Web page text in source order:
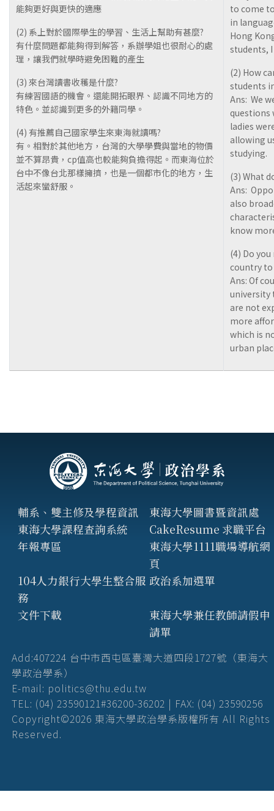
能夠更好與更快的適應
(2) 系上對於國際學生的學習、生活上幫助有甚麼?
有什麼問題都能夠得到解答，系辦學姐也很耐心的處
理，讓我們就學時避免困難的產生
(3) 來台灣讀書收穫是什麼?
有練習國語的機會。還能開拓眼界、認識不同地方的
特色。並認識到更多的外籍同學。
(4) 有推薦自己國家學生來東海就讀嗎?
有。相對於其他地方，台灣的大學學費與當地的物價
並不算昂貴，cp值高也較能夠負擔得起。而東海位於
台中不像台北那樣擁擠，也是一個都市化的地方，生
活起來蠻舒服。
to come
in
Hong
students,
(2) How
students
Ans: We
questions
ladies
allowing
studying.
(3) What
Ans:
also
know
(4) Do
country to
Ans: Of
university
are not
more
which is
urban
輔系、雙主修及學程資訊
東海大學圖書暨資訊處
東海大學課程查詢系統
CakeResume 求職平台
年報專區
東海大學1111職場導航網
頁
104人力銀行大學生整合服
務
政治系加選單
文件下載
東海大學兼任教師請假申
請單
Add:407224 台中市西屯區臺灣大道四段1727號（東海大
學政治學系）
E-mail: politics@thu.edu.tw
TEL: (04) 23590121#36200-36202 | FAX: (04) 23590256
Copyright©2026 東海大學政治學系版權所有 All Rights
Reserved.